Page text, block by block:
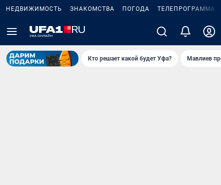
НЕДВИЖИМОСТЬ ЗНАКОМСТВА ПОГОДА ТЕЛЕПРОГРАММА
Кто решает какой будет Уфа? Мавлиев